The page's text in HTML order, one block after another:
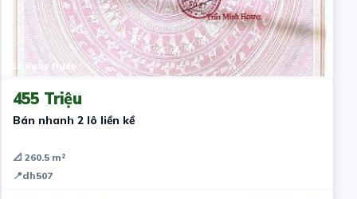
23 ngày trước
455 Triệu
Bán nhanh 2 lô liền kề
📐 260.5 m²
📍dh507